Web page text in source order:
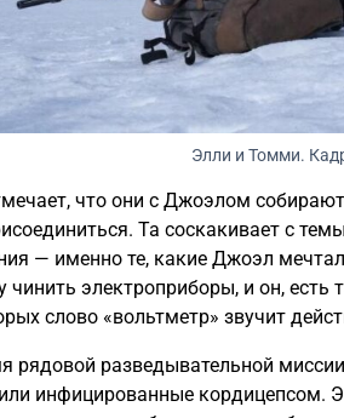
Элли и Томми.
что они с Джоэлом
Та соскакивает с
— именно те, какие Джоэл
чинить электроприборы, и он, есть
слово «вольтметр» звучит
рядовой разведывательной
инфицированные кордицепсом.